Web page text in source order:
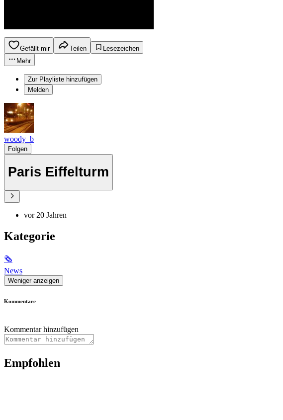
Gefällt mir Teilen
Lesezeichen
Mehr
Zur Playliste hinzufügen
Melden
woody_b
Folgen
Paris Eiffelturm
vor 20 Jahren
Kategorie
🗞
News
Weniger anzeigen
Kommentare
Kommentar hinzufügen
Empfohlen